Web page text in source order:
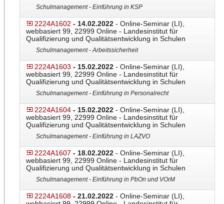
Schulmanagement - Einführung in KSP
2224A1602 - 14.02.2022 - Online-Seminar (LI),
webbasiert 99, 22999 Online - Landesinstitut für
Qualifizierung und Qualitätsentwicklung in Schulen
Schulmanagement - Arbeitssicherheit
2224A1603 - 15.02.2022 - Online-Seminar (LI),
webbasiert 99, 22999 Online - Landesinstitut für
Qualifizierung und Qualitätsentwicklung in Schulen
Schulmanagement - Einführung in Personalrecht
2224A1604 - 15.02.2022 - Online-Seminar (LI),
webbasiert 99, 22999 Online - Landesinstitut für
Qualifizierung und Qualitätsentwicklung in Schulen
Schulmanagement - Einführung in LAZVO
2224A1607 - 18.02.2022 - Online-Seminar (LI),
webbasiert 99, 22999 Online - Landesinstitut für
Qualifizierung und Qualitätsentwicklung in Schulen
Schulmanagement - Einführung in PbOn und VOrM
2224A1608 - 21.02.2022 - Online-Seminar (LI),